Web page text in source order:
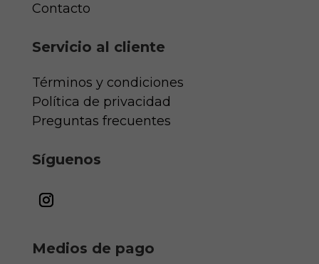
Contacto
Servicio al cliente
Términos y condiciones
Política de privacidad
Preguntas frecuentes
Síguenos
Medios de pago